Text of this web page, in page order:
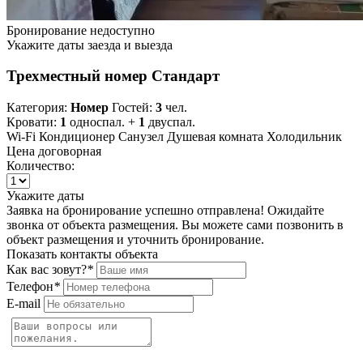
Бронирование недоступно
Укажите даты заезда и выезда
Трехместный номер Стандарт
Категория: Номер Гостей: 3 чел.
Кровати: 1 односпал. + 1 двуспал.
Wi-Fi Кондиционер Санузел Душевая комната Холодильник
Цена договорная
Количество:
Укажите даты
Заявка на бронирование успешно отправлена! Ожидайте
звонка от объекта размещения. Вы можете сами позвонить в
объект размещения и уточнить бронирование.
Показать контакты объекта
Как вас зовут?*
Телефон*
E-mail